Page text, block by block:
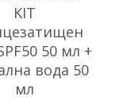
KIT
50 мл +
вода 50
мл